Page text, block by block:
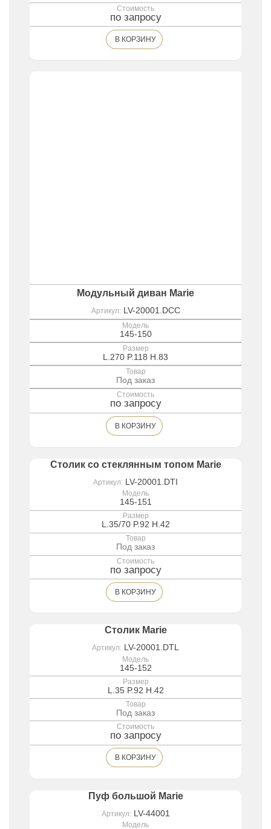
Стоимость
по запросу
В КОРЗИНУ
Модульный диван Marie
Артикул: LV-20001.DCC
Модель
145-150
Размер
L.270 P.118 H.83
Товар
Под заказ
Стоимость
по запросу
В КОРЗИНУ
Столик со стеклянным топом Marie
Артикул: LV-20001.DTI
Модель
145-151
Размер
L.35/70 P.92 H.42
Товар
Под заказ
Стоимость
по запросу
В КОРЗИНУ
Столик Marie
Артикул: LV-20001.DTL
Модель
145-152
Размер
L.35 P.92 H.42
Товар
Под заказ
Стоимость
по запросу
В КОРЗИНУ
Пуф большой Marie
Артикул: LV-44001
Модель